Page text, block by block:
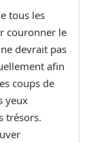
tous les
couronner le
devrait pas
afin
coups de
yeux
trésors.